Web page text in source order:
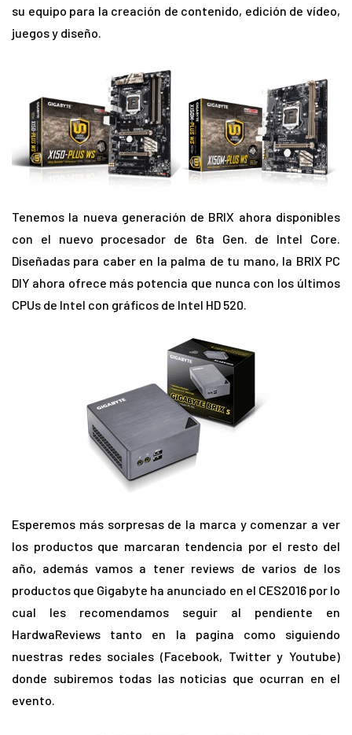
su equipo para la creación de contenido, edición de vídeo,
juegos y diseño.
Tenemos la nueva generación de BRIX ahora disponibles
con el nuevo procesador de 6ta Gen. de Intel Core.
Diseñadas para caber en la palma de tu mano, la BRIX PC
DIY ahora ofrece más potencia que nunca con los últimos
CPUs de Intel con gráficos de Intel HD 520.
Esperemos más sorpresas de la marca y comenzar a ver
los productos que marcaran tendencia por el resto del
año, además vamos a tener reviews de varios de los
productos que Gigabyte ha anunciado en el CES2016 por lo
cual les recomendamos seguir al pendiente en
HardwaReviews tanto en la pagina como siguiendo
nuestras redes sociales (Facebook, Twitter y Youtube)
donde subiremos todas las noticias que ocurran en el
evento.